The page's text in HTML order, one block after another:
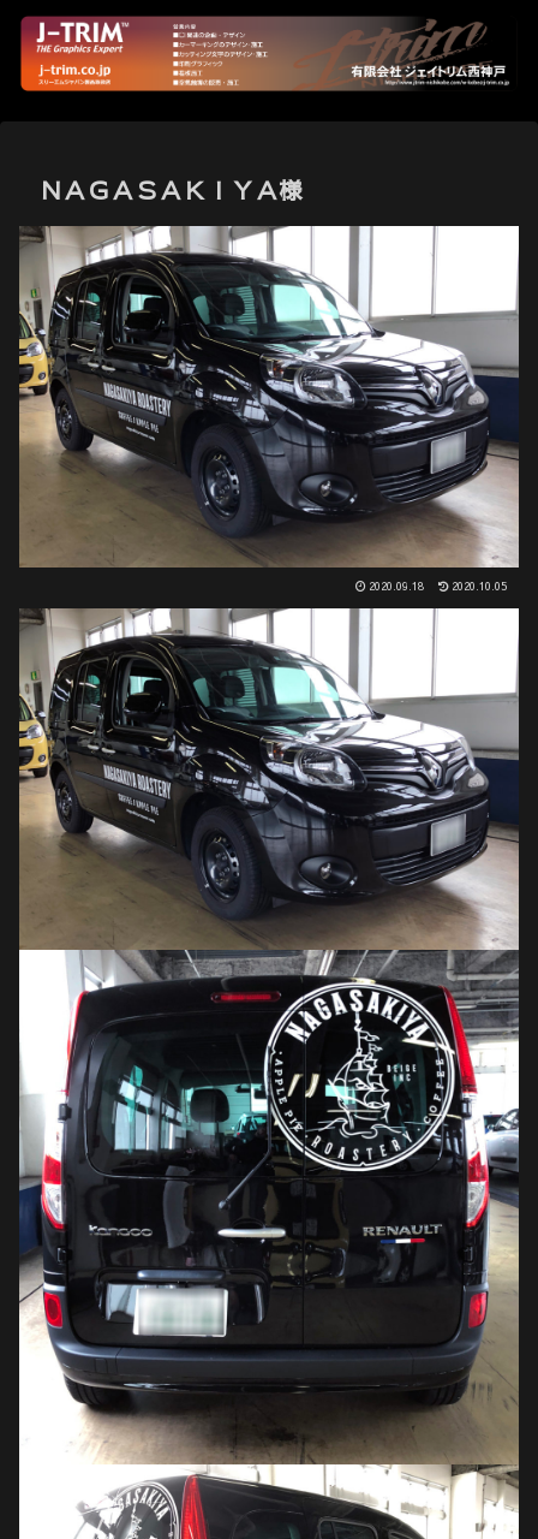
ＮＡＧＡＳＡＫＩＹＡ様
2020.09.18 2020.10.05